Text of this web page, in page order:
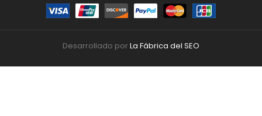
Desarrollado porLa Fábrica del SEO